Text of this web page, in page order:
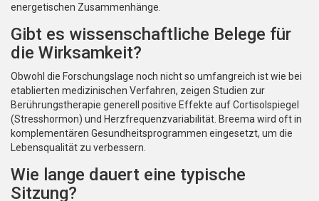
energetischen Zusammenhänge.
Gibt es wissenschaftliche Belege für
die Wirksamkeit?
Obwohl die Forschungslage noch nicht so umfangreich ist wie bei
etablierten medizinischen Verfahren, zeigen Studien zur
Berührungstherapie generell positive Effekte auf Cortisolspiegel
(Stresshormon) und Herzfrequenzvariabilität. Breema wird oft in
komplementären Gesundheitsprogrammen eingesetzt, um die
Lebensqualität zu verbessern.
Wie lange dauert eine typische
Sitzung?